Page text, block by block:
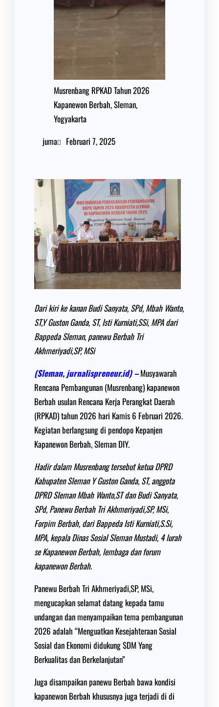
Musrenbang RPKAD Tahun 2026
Kapanewon Berbah, Sleman,
Yogyakarta
juma
Februari 7, 2025
Dari kiri ke kanan Budi Sanyata, SPd, Mbah Wanto,
ST,Y Guston Ganda, ST, Isti Kurniati,SSi, MPA dari
Bappeda Sleman, panewu Berbah Tri
Akhmeriyadi,SP, MSi
(Sleman, jurnalispreneur.id) –Musyawarah
Rencana Pembangunan (Musrenbang) kapanewon
Berbah usulan Rencana Kerja Perangkat Daerah
(RPKAD) tahun 2026 hari Kamis 6 Februari 2026.
Kegiatan berlangsung di pendopo Kepanjen
Kapanewon Berbah, Sleman DIY.
Hadir dalam Musrenbang tersebut ketua DPRD
Kabupaten Sleman Y Guston Ganda, ST, anggota
DPRD Sleman Mbah Wanto,ST dan Budi Sanyata,
SPd, Panewu Berbah Tri Akhmeriyadi,SP, MSi,
Forpim Berbah, dari Bappeda Isti Kurniati,S.Si,
MPA, kepala Dinas Sosial Sleman Mustadi, 4 lurah
se Kapanewon Berbah, lembaga dan forum
kapanewon Berbah.
Panewu Berbah Tri Akhmeriyadi,SP, MSi,
mengucapkan selamat datang kepada tamu
undangan dan menyampaikan tema pembangunan
2026 adalah “Menguatkan Kesejahteraan Sosial
Sosial dan Ekonomi didukung SDM Yang
Berkualitas dan Berkelanjutan”
Juga disampaikan panewu Berbah bawa kondisi
kapanewon Berbah khususnya juga terjadi di di